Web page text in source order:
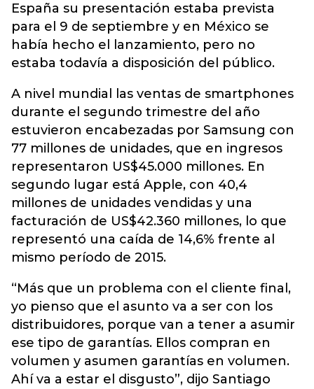
España su presentación estaba prevista
para el 9 de septiembre y en México se
había hecho el lanzamiento, pero no
estaba todavía a disposición del público.
A nivel mundial las ventas de smartphones
durante el segundo trimestre del año
estuvieron encabezadas por Samsung con
77 millones de unidades, que en ingresos
representaron US$45.000 millones. En
segundo lugar está Apple, con 40,4
millones de unidades vendidas y una
facturación de US$42.360 millones, lo que
representó una caída de 14,6% frente al
mismo período de 2015.
“Más que un problema con el cliente final,
yo pienso que el asunto va a ser con los
distribuidores, porque van a tener a asumir
ese tipo de garantías. Ellos compran en
volumen y asumen garantías en volumen.
Ahí va a estar el disgusto”, dijo Santiago